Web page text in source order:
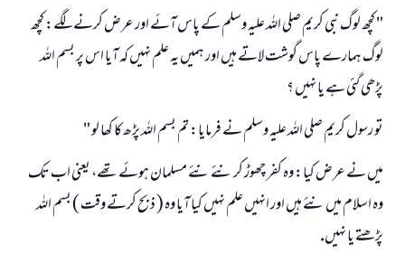
" كچھ لوگ نبى كريم صلى اللہ عليہ وسلم كے پاس آئے اور عرض كرنے لگے: كچھ
لوگ ہمارے پاس گوشت لاتے ہيں اور ہميں يہ علم نہيں كہ آيا اس پر بسم اللہ
پڑھى گئى ہے يا نہيں ؟
تو رسول كريم صلى اللہ عليہ وسلم نے فرمايا: تم بسم اللہ پڑھ كا كھا لو "
ميں نے عرض كيا: وہ كفر چھوڑ كر نئے نئے مسلمان ہوئے تھے، يعنى اب تك
وہ اسلام ميں نئے ہيں اور انہيں علم نہيں كيا آيا وہ ( ذبح كرتے وقت ) بسم اللہ
پڑھتے يا نہيں.